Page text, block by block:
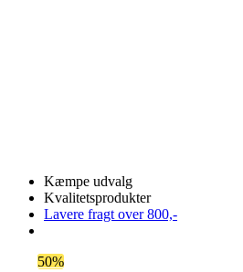
Kæmpe udvalg
Kvalitetsprodukter
Lavere fragt over 800,-
50%